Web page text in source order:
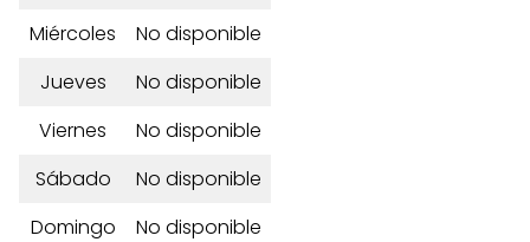
Miércoles
No disponible
Jueves
No disponible
Viernes
No disponible
Sábado
No disponible
Domingo
No disponible